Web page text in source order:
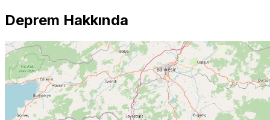
Deprem Hakkında